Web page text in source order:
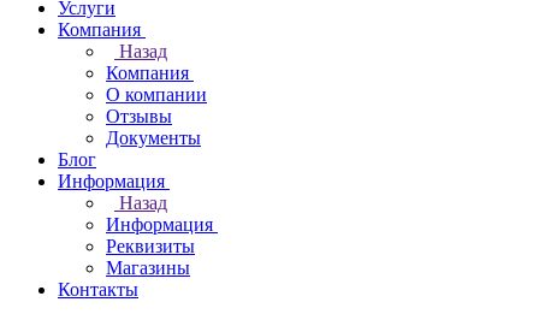
Услуги
Компания
Назад
Компания
О компании
Отзывы
Документы
Блог
Информация
Назад
Информация
Реквизиты
Магазины
Контакты